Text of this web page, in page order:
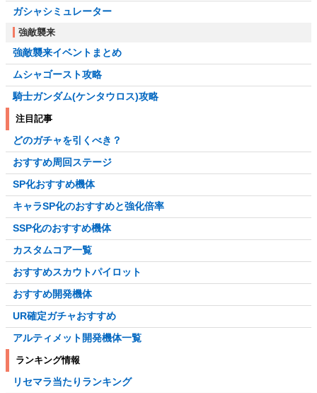
ガシャシミュレーター
強敵襲来
強敵襲来イベントまとめ
ムシャゴースト攻略
騎士ガンダム(ケンタウロス)攻略
注目記事
どのガチャを引くべき？
おすすめ周回ステージ
SP化おすすめ機体
キャラSP化のおすすめと強化倍率
SSP化のおすすめ機体
カスタムコア一覧
おすすめスカウトパイロット
おすすめ開発機体
UR確定ガチャおすすめ
アルティメット開発機体一覧
ランキング情報
リセマラ当たりランキング